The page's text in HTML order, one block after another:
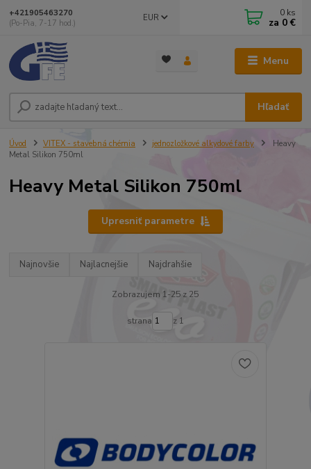
Menu
EUR
Hľadať
+421905463270
(Po-Pia, 7-17 hod.)
0 ks
za 0 €
Úvod VITEX - stavebná chémia jednozložkové alkydové farby
Heavy
Metal Silikon 750ml
Heavy Metal Silikon 750ml
Upresniť parametre
Najnovšie Najlacnejšie Najdrahšie
Zobrazujem 1-25 z 25
strana z 1